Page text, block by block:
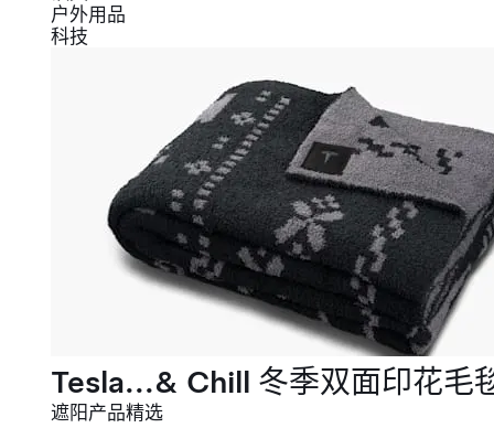
户外用品
科技
Tesla...& Chill 冬季双面印花毛
遮阳产品精选